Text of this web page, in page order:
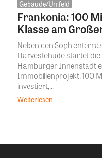
Gebäude/Umfeld
Frankonia: 100
Klasse am
Neben den
Harvestehude startet
Hamburger Innenstadt
Immobilienprojekt. 100
investiert,...
Weiterlesen